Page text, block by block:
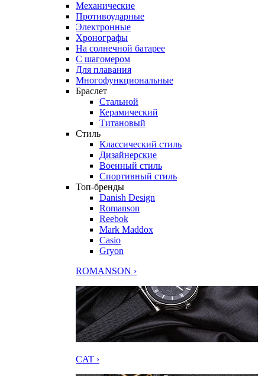
Механические
Противоударные
Электронные
Хронографы
На солнечной батарее
С шагомером
Для плавания
Многофункциональные
Браслет
Стальной
Керамический
Титановый
Стиль
Классический стиль
Дизайнерские
Военный стиль
Спортивный стиль
Топ-бренды
Danish Design
Romanson
Reebok
Mark Maddox
Casio
Gryon
ROMANSON ›
CAT ›